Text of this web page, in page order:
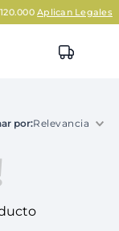
Aplican Legales
Relevancia